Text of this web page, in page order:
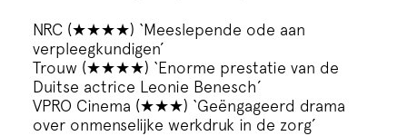
NRC (★★★★) ‘Meeslepende ode aan
verpleegkundigen’
Trouw (★★★★) ‘Enorme prestatie van de
Duitse actrice Leonie Benesch’
VPRO Cinema (★★★) ‘Geëngageerd drama
over onmenselijke werkdruk in de zorg’